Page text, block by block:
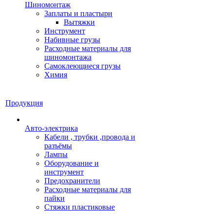
Шиномонтаж
Заплаты и пластыри
Вытяжки
Инструмент
Набивные грузы
Расходные материалы для
шиномонтажа
Самоклеющиеся грузы
Химия
Продукция
Авто-электрика
Кабели , трубки ,провода и
разъёмы
Лампы
Оборудование и
инструмент
Предохранители
Расходные материалы для
пайки
Стяжки пластиковые